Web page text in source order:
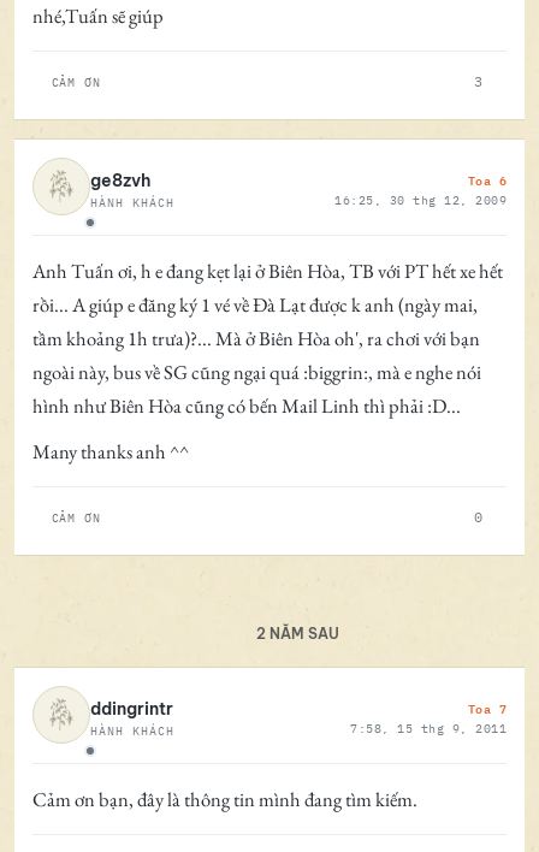
nhé,Tuấn sẽ giúp
CẢM ƠN 3
Ngoại tuyến
ge8zvh
HÀNH KHÁCH
Toa 6
16:25, 30 thg 12, 2009
Anh Tuấn ơi, h e đang kẹt lại ở Biên Hòa, TB với PT hết xe hết
rồi... A giúp e đăng ký 1 vé về Đà Lạt được k anh (ngày mai,
tầm khoảng 1h trưa)?... Mà ở Biên Hòa oh', ra chơi với bạn
ngoài này, bus về SG cũng ngại quá :biggrin:, mà e nghe nói
hình như Biên Hòa cũng có bến Mail Linh thì phải :D...
Many thanks anh ^^
CẢM ƠN 0
2 NĂM SAU
Ngoại tuyến
ddingrintr
HÀNH KHÁCH
Toa 7
7:58, 15 thg 9, 2011
Cảm ơn bạn, đây là thông tin mình đang tìm kiếm.